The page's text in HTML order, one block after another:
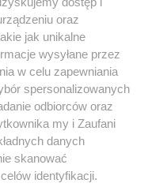
oraz
jak unikalne
wysyłane przez
w celu zapewniania
spersonalizowanych
odbiorców oraz
my i Zaufani
danych
skanować
identyfikacji.